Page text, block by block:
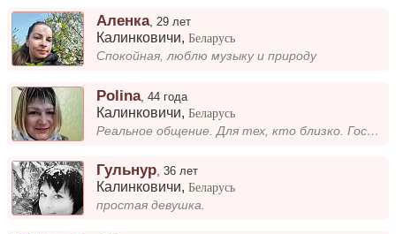
Аленка,29 лет
Калинковичи,Беларусь
Спокойная, люблю музыку и природу
Polina,44 года
Калинковичи,Беларусь
Реальное общение. Для тех, кто близко. Гостей в дом не зову. Не замужем. Если ты мне не напишешь. То я никогда о тебе не...
Гульнур ,36 лет
Калинковичи,Беларусь
простая девушка.